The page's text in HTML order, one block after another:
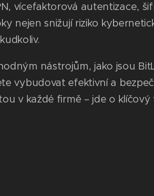
vícefaktorová autentizace,
nejen snižují riziko
nástrojům, jako jsou
vybudovat efektivní a
v každé firmě – jde o